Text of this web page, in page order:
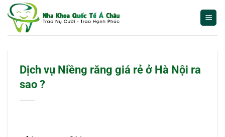
qua
Dịch vụ Niềng răng giá rẻ ở Hà Nội ra
sao ?